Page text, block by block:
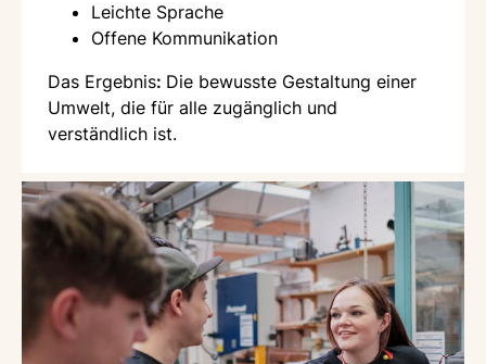
Leichte Sprache
Offene Kommunikation
Das Ergebnis: Die bewusste Gestaltung einer
Umwelt, die für alle zugänglich und
verständlich ist.